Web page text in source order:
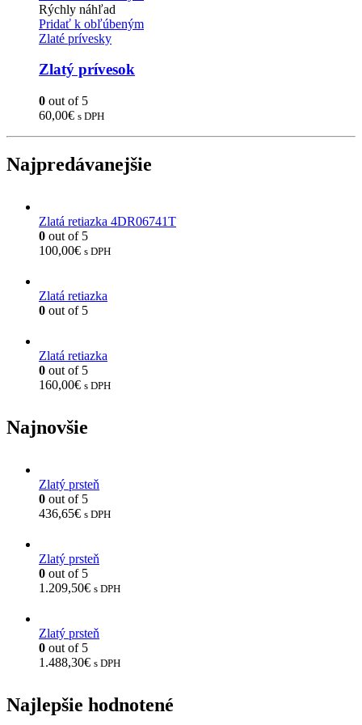
Rýchly náhľad
Pridať k obľúbeným
Zlaté prívesky
Zlatý prívesok
0 out of 5
60,00€ s DPH
Najpredávanejšie
Zlatá retiazka 4DR06741T
0 out of 5
100,00€ s DPH
Zlatá retiazka
0 out of 5
Zlatá retiazka
0 out of 5
160,00€ s DPH
Najnovšie
Zlatý prsteň
0 out of 5
436,65€ s DPH
Zlatý prsteň
0 out of 5
1.209,50€ s DPH
Zlatý prsteň
0 out of 5
1.488,30€ s DPH
Najlepšie hodnotené